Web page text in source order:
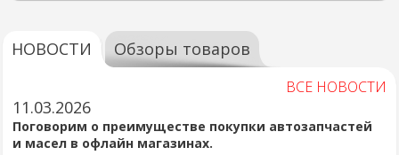
НОВОСТИ Обзоры товаров
ВСЕ НОВОСТИ
11.03.2026
Поговорим о преимуществе покупки автозапчастей
и масел в офлайн магазинах.